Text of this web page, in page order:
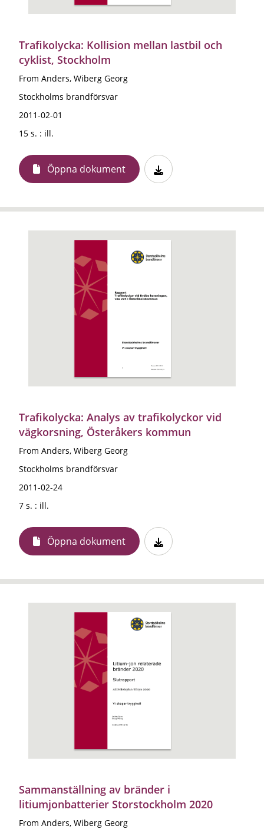
Trafikolycka: Kollision mellan lastbil och
cyklist, Stockholm
From Anders, Wiberg Georg
Stockholms brandförsvar
2011-02-01
15 s. : ill.
Öppna dokument
Trafikolycka: Analys av trafikolyckor vid
vägkorsning, Österåkers kommun
From Anders, Wiberg Georg
Stockholms brandförsvar
2011-02-24
7 s. : ill.
Öppna dokument
Sammanställning av bränder i
litiumjonbatterier Storstockholm 2020
From Anders, Wiberg Georg